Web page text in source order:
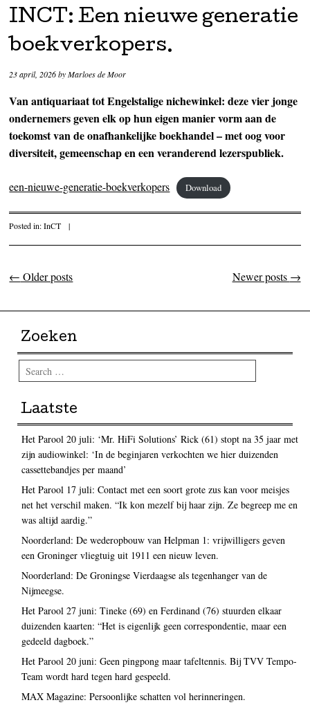
INCT: Een nieuwe generatie
boekverkopers.
23 april, 2026byMarloes de Moor
Van antiquariaat tot Engelstalige nichewinkel: deze vier jonge
ondernemers geven elk op hun eigen manier vorm aan de
toekomst van de onafhankelijke boekhandel – met oog voor
diversiteit, gemeenschap en een veranderend lezerspubliek.
een-nieuwe-generatie-boekverkopers Download
Posted in:InCT |
Post navigation
← Older posts Newer posts →
Zoeken
Search
Laatste
Het Parool 20 juli: ‘Mr. HiFi Solutions’ Rick (61) stopt na 35 jaar met
zijn audiowinkel: ‘In de beginjaren verkochten we hier duizenden
cassettebandjes per maand’
Het Parool 17 juli: Contact met een soort grote zus kan voor meisjes
net het verschil maken. “Ik kon mezelf bij haar zijn. Ze begreep me en
was altijd aardig.”
Noorderland: De wederopbouw van Helpman 1: vrijwilligers geven
een Groninger vliegtuig uit 1911 een nieuw leven.
Noorderland: De Groningse Vierdaagse als tegenhanger van de
Nijmeegse.
Het Parool 27 juni: Tineke (69) en Ferdinand (76) stuurden elkaar
duizenden kaarten: “Het is eigenlijk geen correspondentie, maar een
gedeeld dagboek.”
Het Parool 20 juni: Geen pingpong maar tafeltennis. Bij TVV Tempo-
Team wordt hard tegen hard gespeeld.
MAX Magazine: Persoonlijke schatten vol herinneringen.